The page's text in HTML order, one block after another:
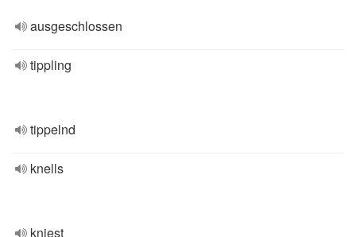
ausgeschlossen
tippling
tippelnd
knells
kniest